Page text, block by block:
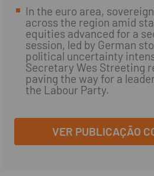
In the euro area,
across the region amid
equities advanced for a
session, led by German
political uncertainty
Secretary Wes Streeting
paving the way for a
the Labour Party.
VER PUBLICAÇÃO